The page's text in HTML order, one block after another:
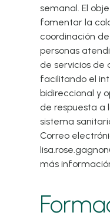
semanal. El
fomentar la
coordinación
personas
de servicios de
facilitando el
bidireccional y
de respuesta a
sistema
Correo
más